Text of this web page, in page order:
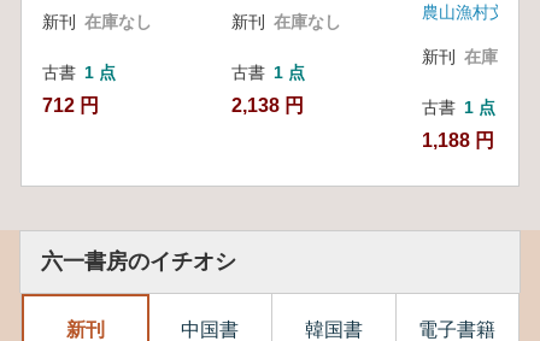
新刊 在庫なし
古書 1 点
712 円
新刊 在庫なし
古書 1 点
2,138 円
農山漁村文化
新刊 在庫なし
古書 1 点
1,188 円
六一書房のイチオシ
新刊 中国書 韓国書 電子書籍